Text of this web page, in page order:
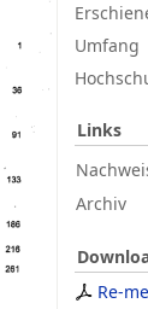
Umfang
Links
Archiv
Re-